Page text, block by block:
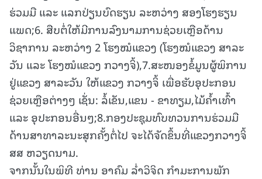
ຮ່ວມມື ແລະ ແລກປ່ຽນບົດຮຽນ ລະຫວ່າງ ສອງໂຮງຮຽນ
ແພດ;6. ສືບຕໍ່ໃຫ້ມີການລົງນາມການຊ່ວຍເຫຼືອດ້ານ
ວິຊາການ ລະຫວ່າງ 2 ໂຮງໝໍແຂວງ (ໂຮງໝໍແຂວງ ສາລະ
ວັນ ແລະ ໂຮງໝໍແຂວງ ກວາງຈິ້),7.ສະໜອງຂໍ້ມູນຜູ້ພິການ
ຢູ່ແຂວງ ສາລະວັນ ໃຫ້ແຂວງ ກວາງຈິ້ ເພື່ອຮັບອຸປະກອນ
ຊ່ວຍເຫຼືອຕ່າງໆ ເຊັ່ນ: ລໍ້ເຂັນ,ແຂນ - ຂາທຽມ,ໄມ້ຄໍ້າເທົ້າ
ແລະ ອຸປະກອນອື່ນໆ;8.ກອງປະຊຸມທົບທວນການຮ່ວມມື
ດ້ານສາທາລະນະສຸກຄັ້ງຕໍ່ໄປ ຈະໄດ້ຈັດຂຶ້ນທີ່ແຂວງກວາງຈິ້
ສສ ຫວຽດນາມ.
ຈາກນັ້ນໃນພິທີ ທ່ານ ອາຄົມ ລໍ່າວິຈິດ ກຳມະການພັກ